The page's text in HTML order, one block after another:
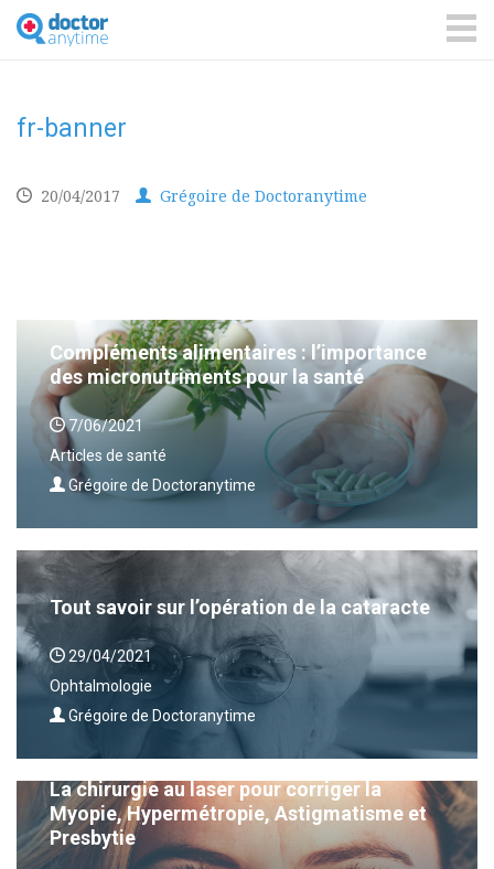
DoctorAnyTime
You
are
fr-banner
20/04/2017 Grégoire de Doctoranytime
Compléments alimentaires : l’importance
des micronutriments pour la santé
7/06/2021
Articles de santé
Grégoire de Doctoranytime
Tout savoir sur l’opération de la cataracte
29/04/2021
Ophtalmologie
Grégoire de Doctoranytime
La chirurgie au laser pour corriger la
Myopie, Hypermétropie, Astigmatisme et
Presbytie